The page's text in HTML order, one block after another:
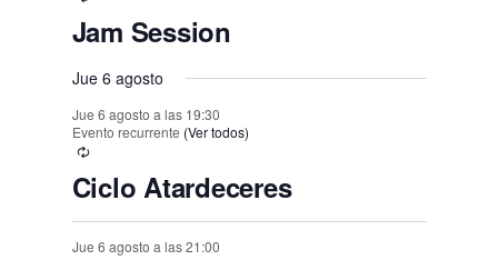
Jam Session
Jue 6 agosto
Jue 6 agosto a las 19:30
Evento recurrente (Ver todos)
Ciclo Atardeceres
Jue 6 agosto a las 21:00